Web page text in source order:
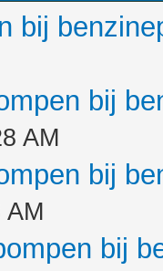
bij
bij
AM
bij
AM
bij